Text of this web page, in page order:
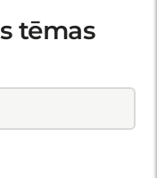
tēmas